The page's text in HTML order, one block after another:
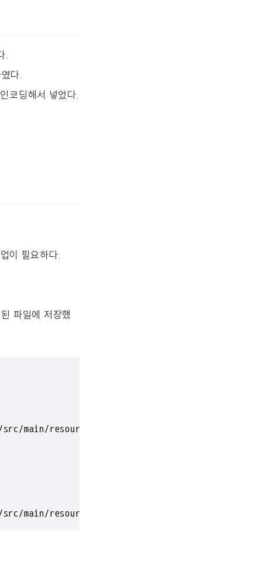
.
다.
딩해서 넣었다.
이 필요하다.
파일에 저장했
main/resources/application-core.yml
main/resources/firebase/firebase_account.json